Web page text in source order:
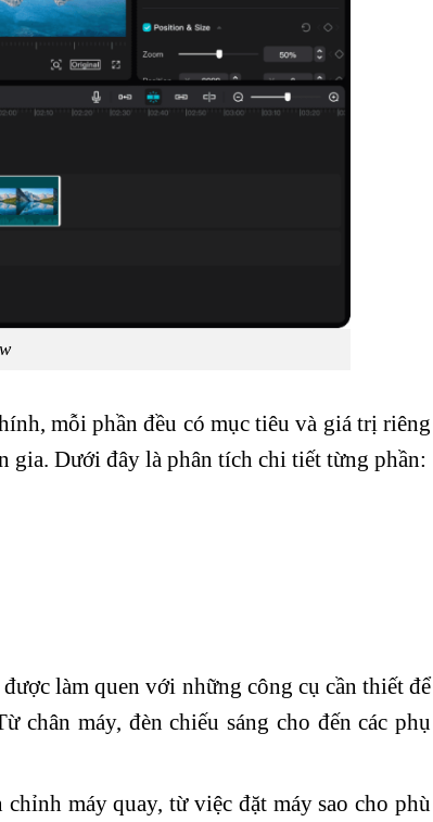
mỗi phần đều có mục tiêu và giá trị riêng
gia. Dưới đây là phân tích chi tiết từng phần:
làm quen với những công cụ cần thiết để
chân máy, đèn chiếu sáng cho đến các phụ
máy quay, từ việc đặt máy sao cho phù